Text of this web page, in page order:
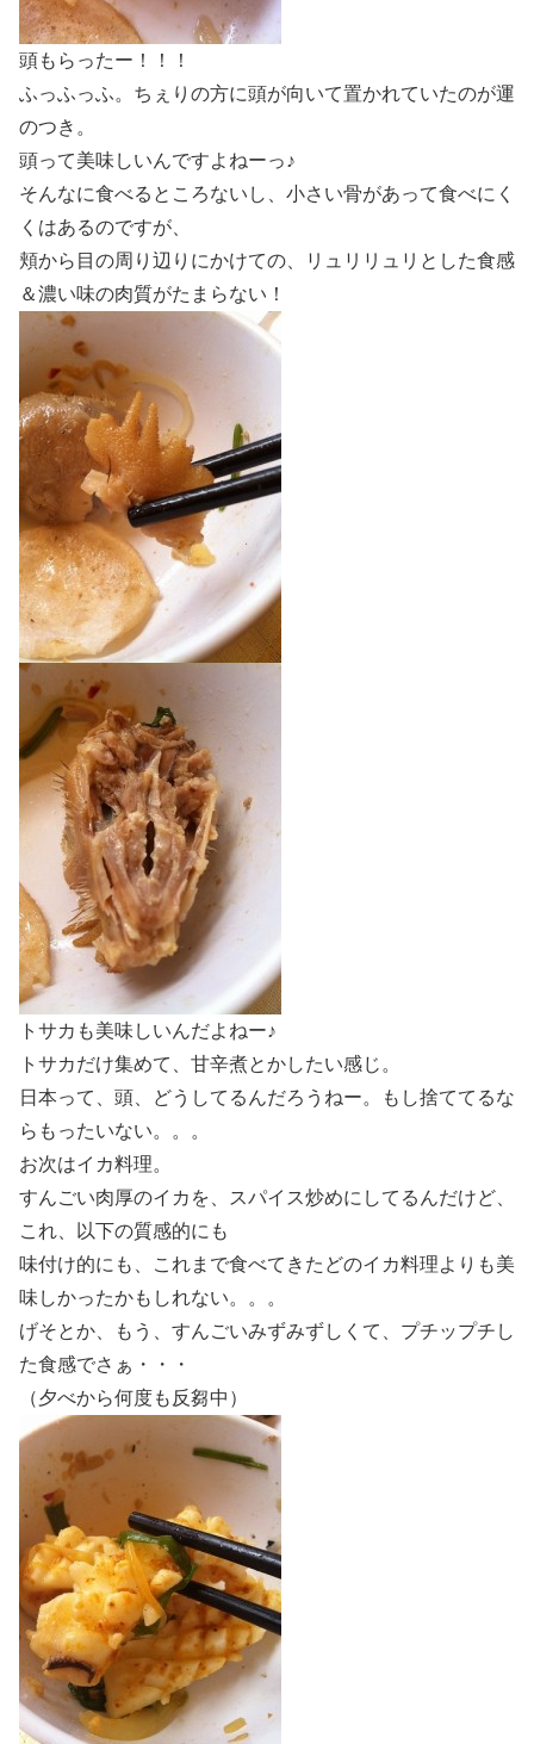
頭もらったー！！！
ふっふっふ。ちぇりの方に頭が向いて置かれていたのが運
のつき。
頭って美味しいんですよねーっ♪
そんなに食べるところないし、小さい骨があって食べにく
くはあるのですが、
頬から目の周り辺りにかけての、リュリリュリとした食感
＆濃い味の肉質がたまらない！
トサカも美味しいんだよねー♪
トサカだけ集めて、甘辛煮とかしたい感じ。
日本って、頭、どうしてるんだろうねー。もし捨ててるな
らもったいない。。。
お次はイカ料理。
すんごい肉厚のイカを、スパイス炒めにしてるんだけど、
これ、以下の質感的にも
味付け的にも、これまで食べてきたどのイカ料理よりも美
味しかったかもしれない。。。
げそとか、もう、すんごいみずみずしくて、プチップチし
た食感でさぁ・・・
（夕べから何度も反芻中）